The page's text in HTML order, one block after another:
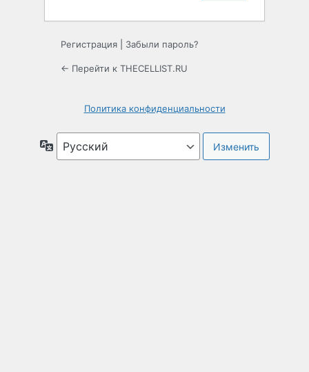
Регистрация Забыли пароль?
← Перейти к THECELLIST.RU
Политика конфиденциальности
Язык